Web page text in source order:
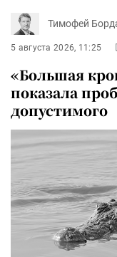
Тимофей
5 августа 2026, 11:25
«Большая
показала
допустимого